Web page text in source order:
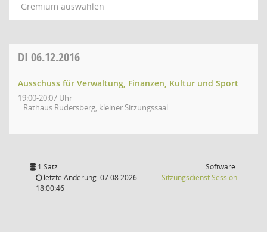
Gremium auswählen
DI 06.12.2016
Ausschuss für Verwaltung, Finanzen, Kultur und Sport
19:00-20:07 Uhr
Rathaus Rudersberg, kleiner Sitzungssaal
1 Satz
letzte Änderung: 07.08.2026
18:00:46
Software:
SitzungsdienstSession(Wird in